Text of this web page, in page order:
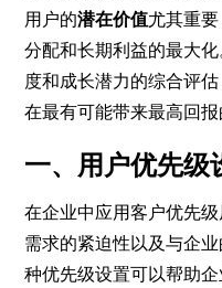
用户的潜在价值尤其重
分配和长期利益的最大
度和成长潜力的综合评
在最有可能带来最高回报
一、用户优先级
在企业中应用客户优先
需求的紧迫性以及与企
种优先级设置可以帮助